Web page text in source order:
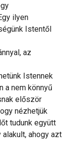
ilyen
Istentől
az
Istennek
a nem könnyű
először
nézhetjük
tudunk együtt
ahogy azt